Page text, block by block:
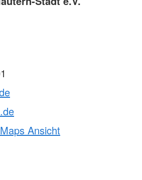
Ansicht